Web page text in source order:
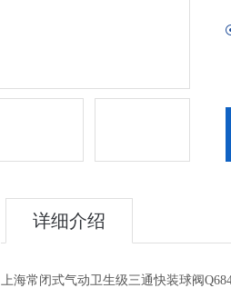
详细介绍
上海常闭式气动卫生级三通快装球阀